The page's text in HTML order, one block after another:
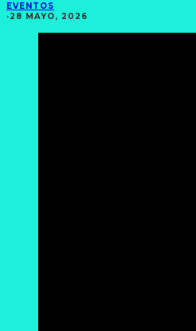
EVENTOS
·28 MAYO, 2026